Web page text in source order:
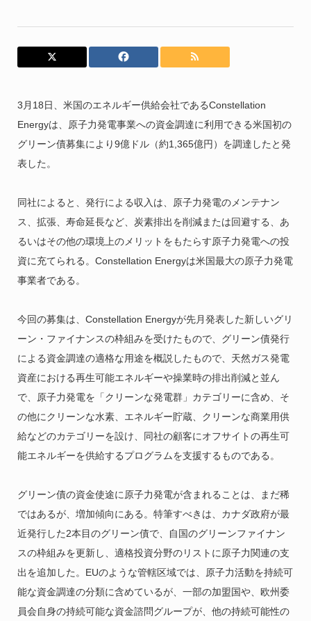
3月18日、米国のエネルギー供給会社であるConstellation
Energyは、原子力発電事業への資金調達に利用できる米国初の
グリーン債募集により9億ドル（約1,365億円）を調達したと発
表した。
同社によると、発行による収入は、原子力発電のメンテナン
ス、拡張、寿命延長など、炭素排出を削減または回避する、あ
るいはその他の環境上のメリットをもたらす原子力発電への投
資に充てられる。Constellation Energyは米国最大の原子力発電
事業者である。
今回の募集は、Constellation Energyが先月発表した新しいグリ
ーン・ファイナンスの枠組みを受けたもので、グリーン債発行
による資金調達の適格な用途を概説したもので、天然ガス発電
資産における再生可能エネルギーや操業時の排出削減と並ん
で、原子力発電を「クリーンな発電群」カテゴリーに含め、そ
の他にクリーンな水素、エネルギー貯蔵、クリーンな商業用供
給などのカテゴリーを設け、同社の顧客にオフサイトの再生可
能エネルギーを供給するプログラムを支援するものである。
グリーン債の資金使途に原子力発電が含まれることは、まだ稀
ではあるが、増加傾向にある。特筆すべきは、カナダ政府が最
近発行した2本目のグリーン債で、自国のグリーンファイナン
スの枠組みを更新し、適格投資分野のリストに原子力関連の支
出を追加した。EUのような管轄区域では、原子力活動を持続可
能な資金調達の分類に含めているが、一部の加盟国や、欧州委
員会自身の持続可能な資金諮問グループが、他の持続可能性の